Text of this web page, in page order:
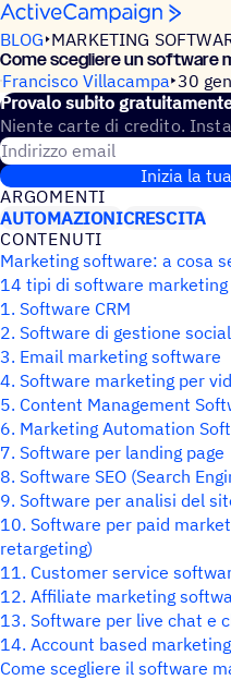
Salta al contenuto
BLOG MARKETING
Come scegliere un soft­ware
Francisco Villacampa 30
Provalo subito
Niente carte di credito.
Indirizzo email
Inizia la
ARGO­MENTI
AUTOMAZIONICRESCITA
CONTE­NUTI
Marketing software: a cosa
14 tipi di software marketing
1. Software CRM
2. Software di gestione
3. Email marketing software
4. Software marketing per
5. Content Management
6. Marketing Automation
7. Software per landing page
8. Software SEO (Search
9. Software per analisi del
10. Software per paid
retargeting)
11. Customer service
12. Affiliate marketing
13. Software per live chat e
14. Account based
Come scegliere il software